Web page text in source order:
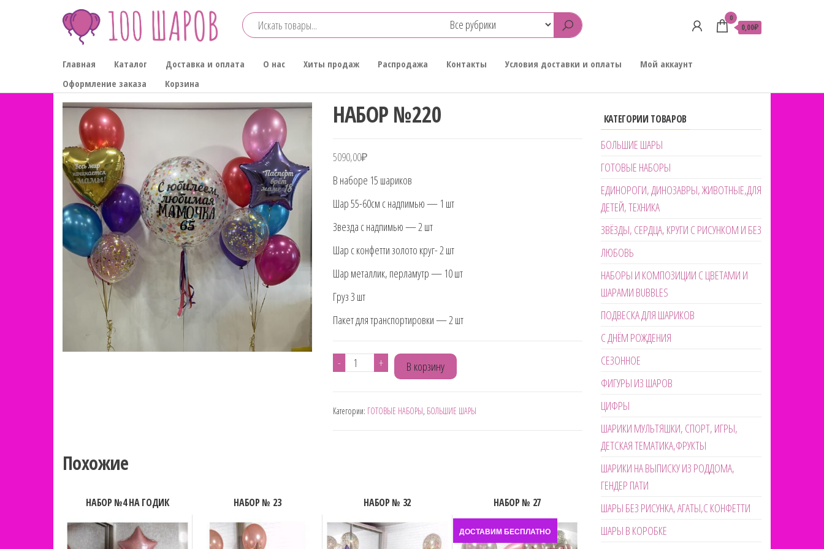
ШАРОВ
0
0,00₽
Главная Каталог Доставка и оплата О нас Хиты продаж Распродажа Контакты Условия доставки и оплаты
Мой аккаунт
Оформление заказа
Корзина
НАБОР №220
5090,00₽
В наборе 15 шариков
Шар 55-60см с надпимью — 1 шт
Звезда с надпимью — 2 шт
Шар с конфетти золото круг- 2 шт
Шар металлик, перламутр — 10 шт
Груз 3 шт
Пакет для транспортировки — 2 шт
-
Количество
№220
+ В корзину
Категории: ГОТОВЫЕ НАБОРЫ, БОЛЬШИЕ ШАРЫ
Похожие
НАБОР №4 НА ГОДИК НАБОР № 23 НАБОР № 32 НАБОР № 27
ДОСТАВИМ БЕСПЛАТНО
КАТЕГОРИИ ТОВАРОВ
БОЛЬШИЕ ШАРЫ
ГОТОВЫЕ НАБОРЫ
ЕДИНОРОГИ, ДИНОЗАВРЫ, ЖИВОТНЫЕ,ДЛЯ
ДЕТЕЙ, ТЕХНИКА
ЗВЁЗДЫ, СЕРДЦА, КРУГИ С РИСУНКОМ И БЕЗ
ЛЮБОВЬ
НАБОРЫ И КОМПОЗИЦИИ С ЦВЕТАМИ И
ШАРАМИ BUBBLES
ПОДВЕСКА ДЛЯ ШАРИКОВ
С ДНЁМ РОЖДЕНИЯ
СЕЗОННОЕ
ФИГУРЫ ИЗ ШАРОВ
ЦИФРЫ
ШАРИКИ МУЛЬТЯШКИ, СПОРТ, ИГРЫ,
ДЕТСКАЯ ТЕМАТИКА,ФРУКТЫ
ШАРИКИ НА ВЫПИСКУ ИЗ РОДДОМА,
ГЕНДЕР ПАТИ
ШАРЫ БЕЗ РИСУНКА, АГАТЫ,С КОНФЕТТИ
ШАРЫ В КОРОБКЕ